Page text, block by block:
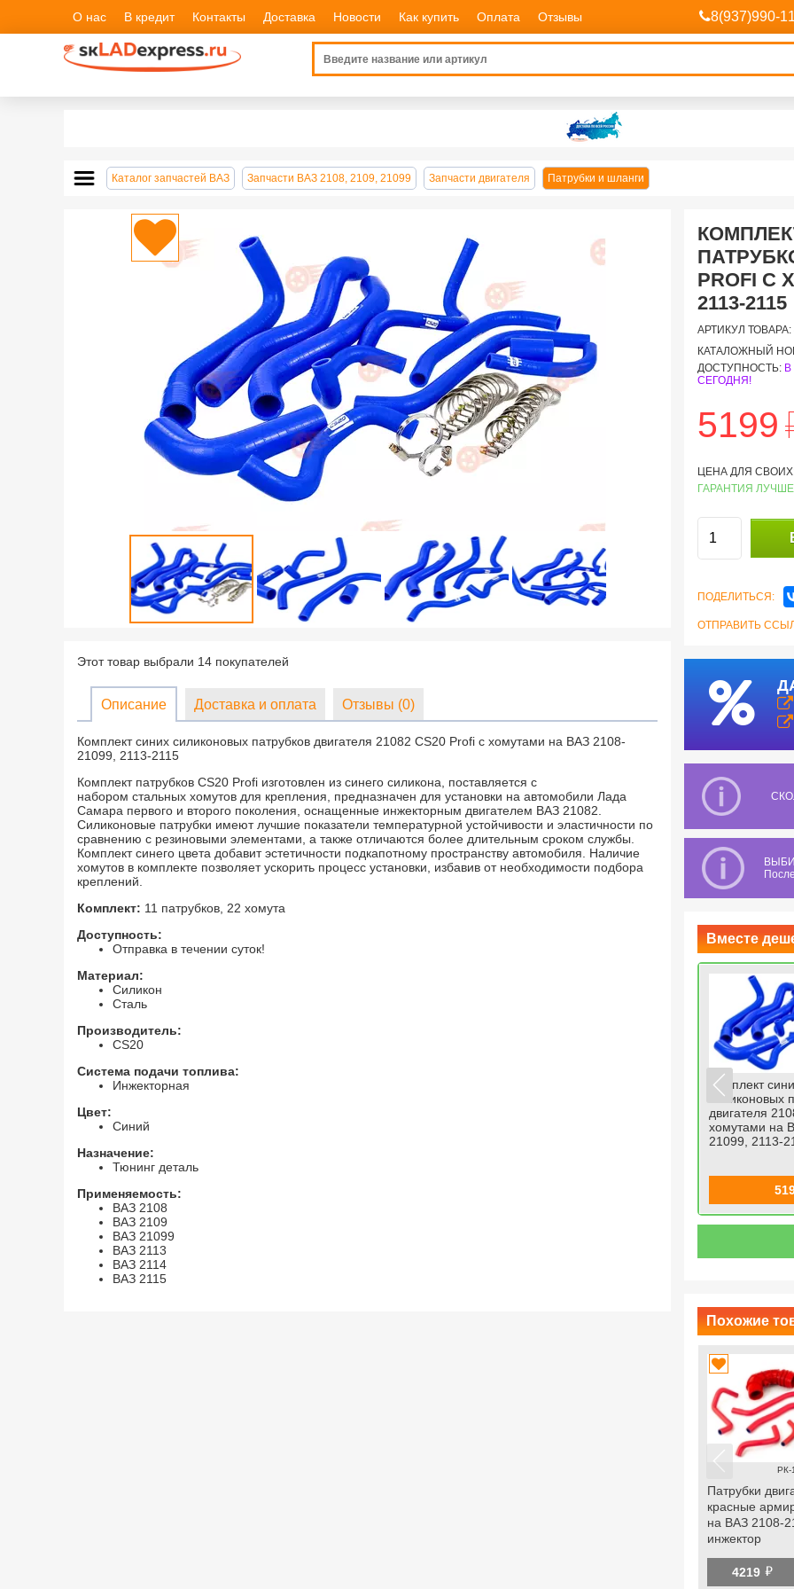
О нас В кредит Контакты Доставка Новости Как купить Оплата Отзывы 8(937)990-
Каталог запчастей ВАЗ Запчасти ВАЗ 2108, 2109, 21099 Запчасти двигателя Патрубки и шланги
Этот товар выбрали 14 покупателей
Описание Доставка и оплата Отзывы (0)
Комплект синих силиконовых патрубков двигателя 21082 CS20 Profi с хомутами на ВАЗ 2108-
21099, 2113-2115
Комплект патрубков CS20 Profi изготовлен из синего силикона, поставляется с
набором стальных хомутов для крепления, предназначен для установки на автомобили Лада
Самара первого и второго поколения, оснащенные инжекторным двигателем ВАЗ 21082.
Силиконовые патрубки имеют лучшие показатели температурной устойчивости и эластичности по
сравнению с резиновыми элементами, а также отличаются более длительным сроком службы.
Комплект синего цвета добавит эстетичности подкапотному пространству автомобиля. Наличие
хомутов в комплекте позволяет ускорить процесс установки, избавив от необходимости подбора
креплений.
Комплект: 11 патрубков, 22 хомута
Доступность:
Отправка в течении суток!
Материал:
Силикон
Сталь
Производитель:
CS20
Система подачи топлива:
Инжекторная
Цвет:
Синий
Назначение:
Тюнинг деталь
Применяемость:
ВАЗ 2108
ВАЗ 2109
ВАЗ 21099
ВАЗ 2113
ВАЗ 2114
ВАЗ 2115
PROFI С
2113-2115
АРТИКУЛ ТОВАРА:
КАТАЛОЖНЫЙ
ДОСТУПНОСТЬ:
СЕГОДНЯ!
5199
ЦЕНА ДЛЯ
ГАРАНТИЯ
ПОДЕЛИТЬСЯ:
ОТПРАВИТЬ
Вместе
Трос привода акселератора
21099, 2113-2115
со скидкой 19%
590
комплект 5676 й
Комплект
силиконовых
двигателя
хомутами на
21099, 2113-
Похожие
РК-
Патрубки
красные
на ВАЗ 2108-
инжектор
4219 й